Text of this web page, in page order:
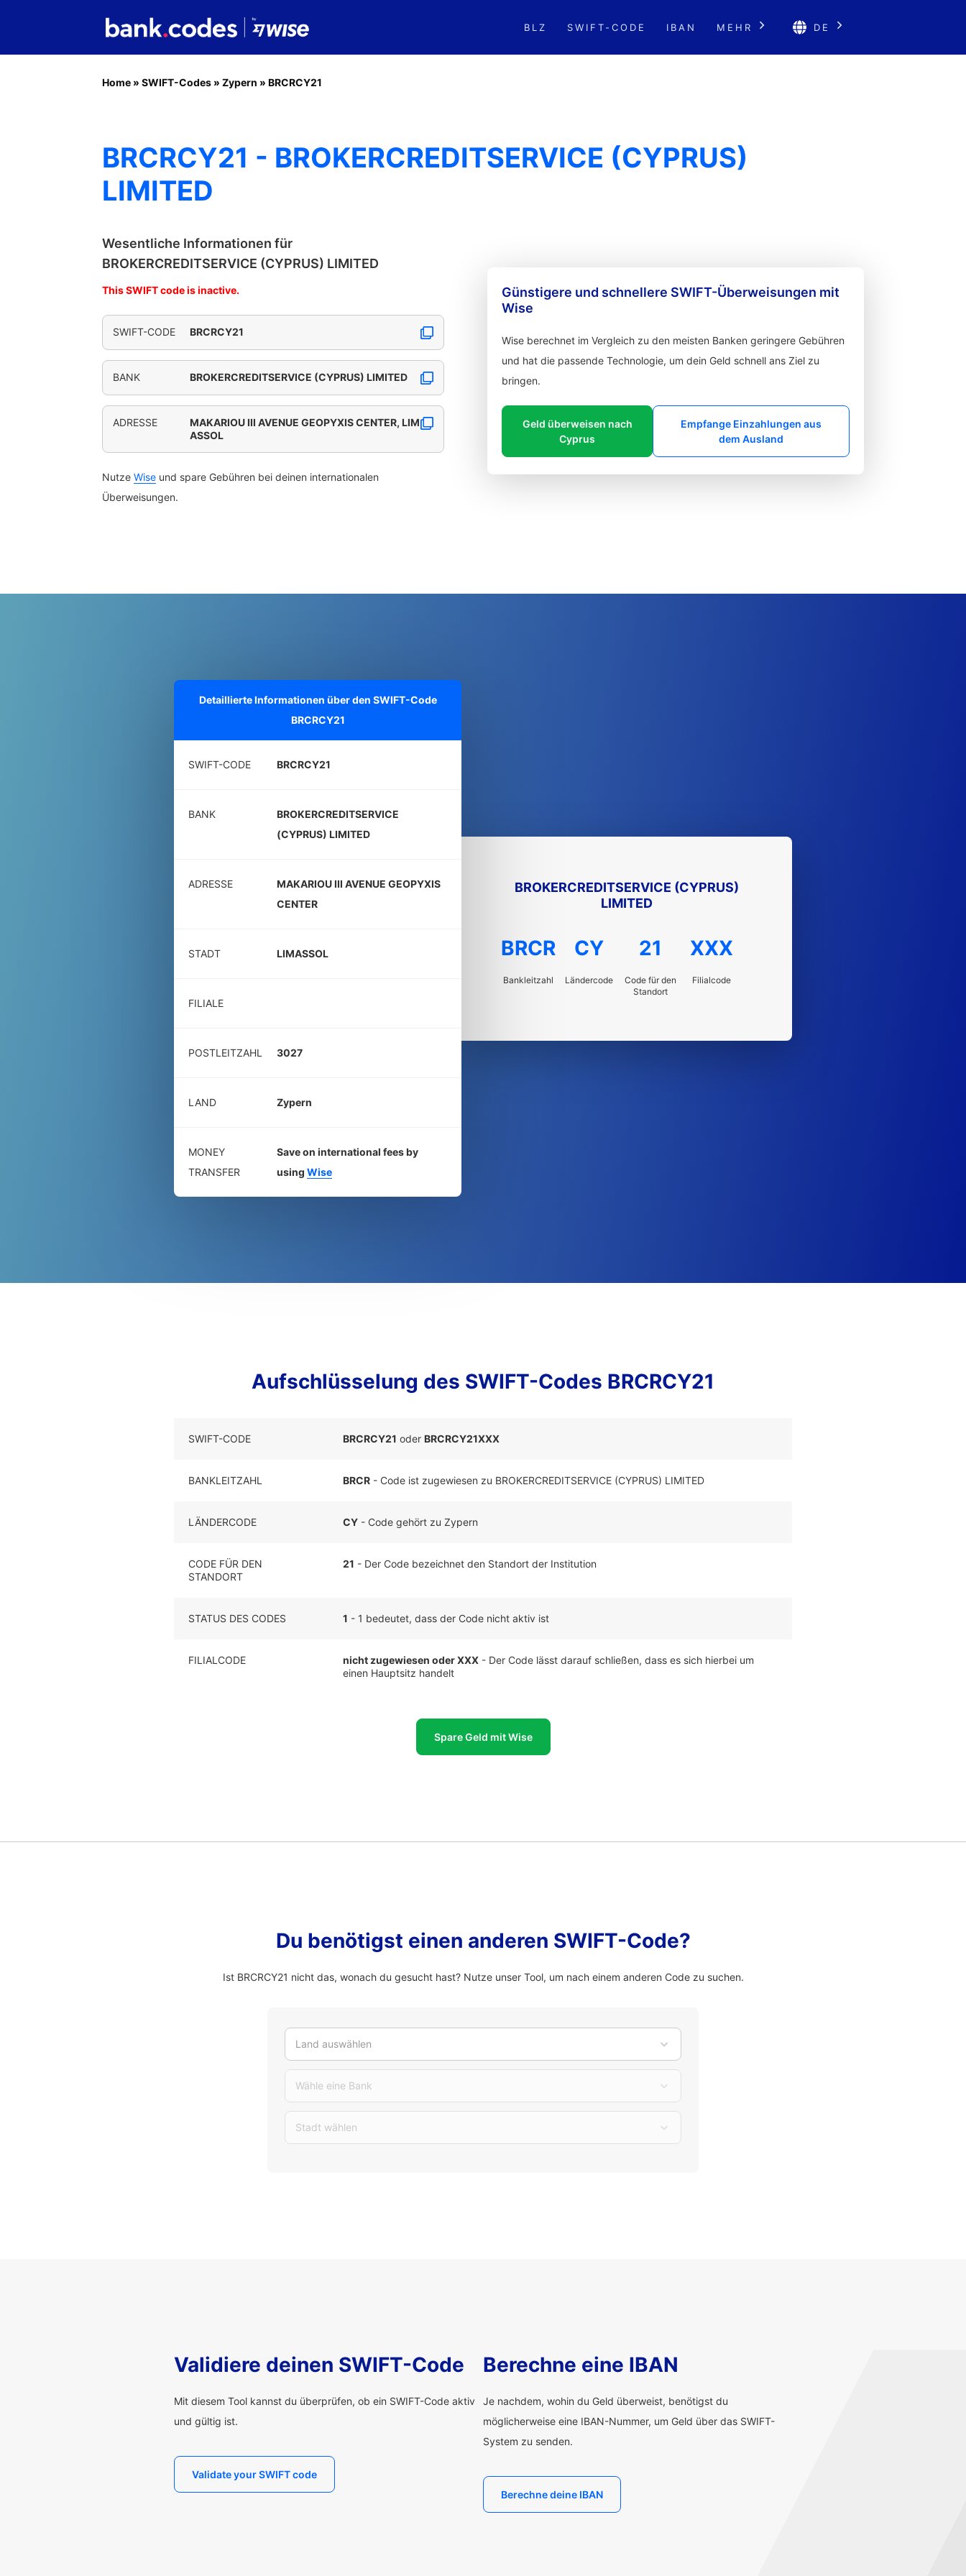
BLZ SWIFT-CODE IBAN MEHR DE
Home » SWIFT-Codes » Zypern » BRCRCY21
BRCRCY21 - BROKERCREDITSERVICE (CYPRUS)
LIMITED
Wesentliche Informationen für
BROKERCREDITSERVICE (CYPRUS) LIMITED
This SWIFT code is inactive.
SWIFT-CODE BRCRCY21
BANK BROKERCREDITSERVICE (CYPRUS) LIMITED
ADRESSE
MAKARIOU III AVENUE GEOPYXIS CENTER, LIM
ASSOL
Nutze Wise und spare Gebühren bei deinen internationalen
Überweisungen.
Günstigere und schnellere SWIFT-Überweisungen mit
Wise
Wise berechnet im Vergleich zu den meisten Banken geringere Gebühren
und hat die passende Technologie, um dein Geld schnell ans Ziel zu
bringen.
Geld überweisen nach
Cyprus
Empfange Einzahlungen aus
dem Ausland
Detaillierte Informationen über den SWIFT-Code
BRCRCY21
SWIFT-CODE BRCRCY21
BANK
BROKERCREDITSERVICE
(CYPRUS) LIMITED
ADRESSE
MAKARIOU III AVENUE GEOPYXIS
CENTER
STADT LIMASSOL
FILIALE
POSTLEITZAHL 3027
LAND Zypern
MONEY
TRANSFER
Save on international fees by
using Wise
BROKERCREDITSERVICE (CYPRUS)
LIMITED
BRCR
Bankleitzahl
CY
Ländercode
21
Code für den
Standort
XXX
Filialcode
Aufschlüsselung des SWIFT-Codes BRCRCY21
SWIFT-CODE BRCRCY21 oder BRCRCY21XXX
BANKLEITZAHL BRCR - Code ist zugewiesen zu BROKERCREDITSERVICE (CYPRUS) LIMITED
LÄNDERCODE CY - Code gehört zu Zypern
CODE FÜR DEN
STANDORT
21 - Der Code bezeichnet den Standort der Institution
STATUS DES CODES 1 - 1 bedeutet, dass der Code nicht aktiv ist
FILIALCODE nicht zugewiesen oder XXX - Der Code lässt darauf schließen, dass es sich hierbei um
einen Hauptsitz handelt
Spare Geld mit Wise
Du benötigst einen anderen SWIFT-Code?
Ist BRCRCY21 nicht das, wonach du gesucht hast? Nutze unser Tool, um nach einem anderen Code zu suchen.
Land auswählen
Wähle eine Bank
Stadt wählen
Validiere deinen SWIFT-Code
Mit diesem Tool kannst du überprüfen, ob ein SWIFT-Code aktiv
und gültig ist.
Validate your SWIFT code
Berechne eine IBAN
Je nachdem, wohin du Geld überweist, benötigst du
möglicherweise eine IBAN-Nummer, um Geld über das SWIFT-
System zu senden.
Berechne deine IBAN